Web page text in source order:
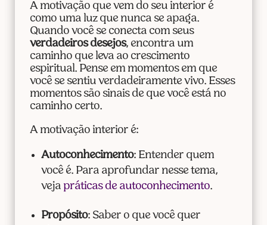
A motivação que vem do seu interior é
como uma luz que nunca se apaga.
Quando você se conecta com seus
verdadeiros desejos, encontra um
caminho que leva ao crescimento
espiritual. Pense em momentos em que
você se sentiu verdadeiramente vivo. Esses
momentos são sinais de que você está no
caminho certo.
A motivação interior é:
Autoconhecimento: Entender quem
você é. Para aprofundar nesse tema,
veja práticas de autoconhecimento.
Propósito: Saber o que você quer